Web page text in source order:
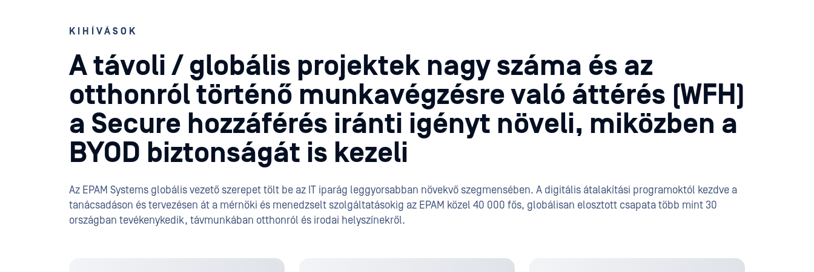
KIHÍVÁSOK
A távoli / globális projektek nagy száma és az
otthonról történő munkavégzésre való áttérés (WFH)
a Secure hozzáférés iránti igényt növeli, miközben a
BYOD biztonságát is kezeli
Az EPAM Systems globális vezető szerepet tölt be az IT iparág leggyorsabban növekvő szegmensében. A digitális átalakítási programoktól kezdve a
tanácsadáson és tervezésen át a mérnöki és menedzselt szolgáltatásokig az EPAM közel 40 000 fős, globálisan elosztott csapata több mint 30
országban tevékenykedik, távmunkában otthonról és irodai helyszínekről.